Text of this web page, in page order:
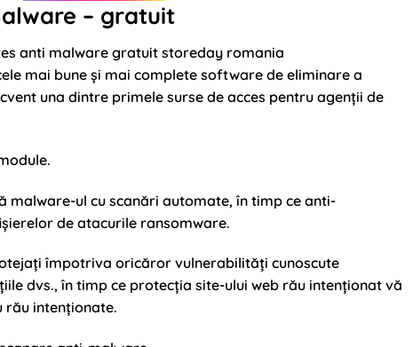
– gratuit
mai bune și mai complete software de eliminare a
una dintre primele surse de acces pentru agenții de
malware-ul cu scanări automate, în timp ce anti-
de atacurile ransomware.
împotriva oricăror vulnerabilități cunoscute
dvs., în timp ce protecția site-ului web rău intenționat vă
rău intenționate.